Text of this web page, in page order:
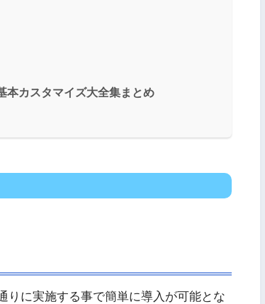
本カスタマイズ大全集まとめ
りに実施する事で簡単に導入が可能とな